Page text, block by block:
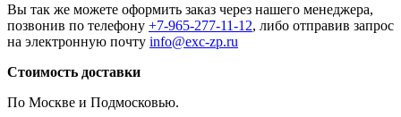
Вы так же можете оформить заказ через нашего менеджера,
позвонив по телефону +7-965-277-11-12, либо отправив запрос
на электронную почту info@exc-zp.ru
Стоимость доставки
По Москве и Подмосковью.